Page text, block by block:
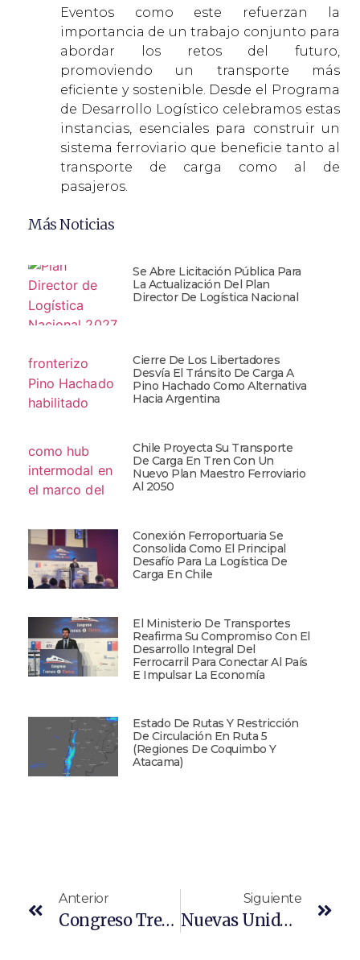
Eventos como este refuerzan la
importancia de un trabajo conjunto para
abordar los retos del futuro,
promoviendo un transporte más
eficiente y sostenible. Desde el Programa
de Desarrollo Logístico celebramos estas
instancias, esenciales para construir un
sistema ferroviario que beneficie tanto al
transporte de carga como al de
pasajeros.
Más Noticias
Se Abre Licitación Pública Para
La Actualización Del Plan
Director De Logística Nacional
Cierre De Los Libertadores
Desvía El Tránsito De Carga A
Pino Hachado Como Alternativa
Hacia Argentina
Chile Proyecta Su Transporte
De Carga En Tren Con Un
Nuevo Plan Maestro Ferroviario
Al 2050
Conexión Ferroportuaria Se
Consolida Como El Principal
Desafío Para La Logística De
Carga En Chile
El Ministerio De Transportes
Reafirma Su Compromiso Con El
Desarrollo Integral Del
Ferrocarril Para Conectar Al País
E Impulsar La Economía
Estado De Rutas Y Restricción
De Circulación En Ruta 5
(Regiones De Coquimbo Y
Atacama)
Anterior
Congreso Trenes Y Metro
Siguiente
Nuevas Unidades En Departamento Ferroviario